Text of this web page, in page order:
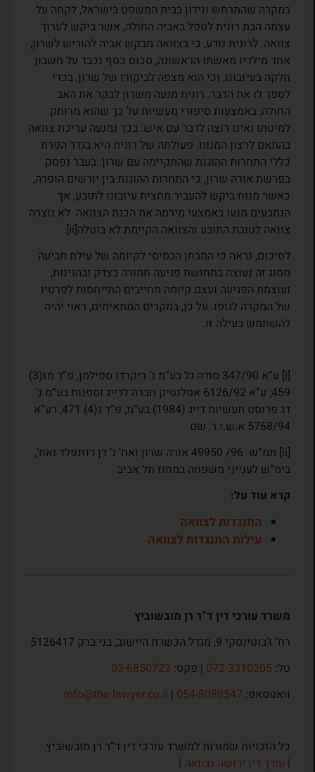
במקרה שהתרחש ונידון בבית המשפט בישראל, לקחה על
עצמה הבת רונית לטפל באביה החולה, אשר ביקש לערוך
צוואה. לרונית נודע, כי בצוואה מבקש אביה להוריש לשרון,
אחד מילדיו מאשתו הראשונה, סכום כסף נכבד על חשבון
חלקה בעיזבונו, וכי הוא מצפה לביקורו של שרון, בכדי
לספר לו את הדבר. רונית מנעה משרון לבקר את האב
החולה, באמצעות סיפורי מעשיות על כך שהוא מרותק
למיטתו ואינו רוצה לדבר עם איש. בכך נמנעה עריכת צוואה
בהתאם לרצון המנוח. פעולתה של רונית היא בגדר הפרת
כללי התחרות ההוגנת שהתקיימה עם שרון. בעבר נפסק
בפרשת אורה שרון, כי התחרות ההוגנת בין יורשים הופרה,
כאשר מנוח ביקש להעביר מחצית עיזבונו לתובע, אך
הנתבעים מנעו באמצעי מירמה את הכנת הצוואה. לא נוצרה
צוואה לטובת התובע והצוואה הקיימת לא בוטלה[ii].
לסיכום, נראה כי המבחן הבסיסי לקיומה של עילת תביעה
מסוג זה נעוצה בתחושת פגיעה חמורה בצדק ובהגינות,
ועוצמת הפגיעה ועצם קיומה מחייבים התייחסות לפרטיו
של המקרה לגופו. על כן, במקרים המתאימים, ראוי יהיה
להשתמש בעילה זו.
[i] ע”א 347/90 סודה גל בע”מ נ’ ריקרדו ספילמן, פ”ד מז(3)
459; ע”א 6126/92 אטלנטיק חברה לדייג וספנות בע”מ נ’
דג פרוסט תעשיות דייג (1984) בע”מ, פ”ד נ(4) 471; רע”א
5768/94 א.ש.י.ר, שם
[ii] תמ”ש 96/ 49950 אורה שרון ואח’ נ’ דן רוזנפלד ואח’,
בימ”ש לענייני משפחה במחוז תל אביב
קרא עוד על:
התנגדות לצוואה
עילות התנגדות לצוואה
משרד עורכי דין ד”ר רן מובשוביץ
רח’ ז’בוטינסקי 9, מגדל הכשרת היישוב, בני ברק 5126417
טל: 072-3310205| פקס: 03-6850723
וואטסאפ: 054-8089547
|
info@the-lawyer.co.il
כל הזכויות שמורות למשרד עורכי דין ד”ר רן מובשוביץ
| עורך דין ירושה וצוואה|